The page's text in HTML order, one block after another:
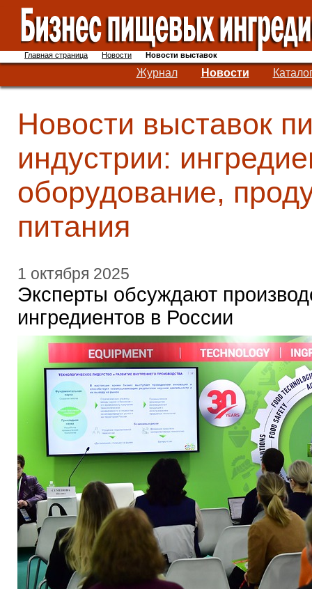
Главная страница Новости Новости выставок
Журнал Новости
Новости выставок
индустрии:
оборудование,
питания
1 октября 2025
Эксперты обсуждают
ингредиентов в России